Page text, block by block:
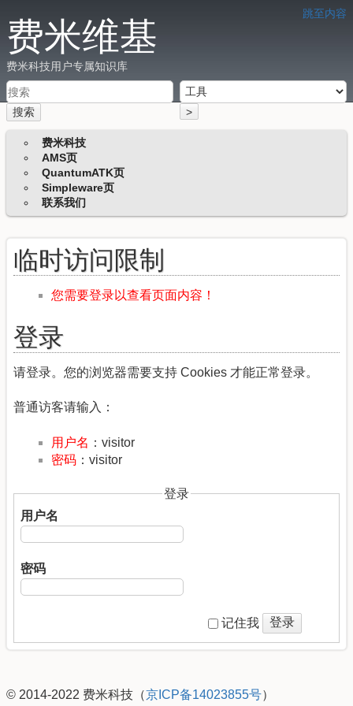
跳至内容
费米维基
费米科技用户专属知识库
搜索 >
费米科技
AMS页
QuantumATK页
Simpleware页
联系我们
临时访问限制
您需要登录以查看页面内容！
登录
请登录。您的浏览器需要支持 Cookies 才能正常登录。
普通访客请输入：
用户名 ：visitor
密码 ：visitor
登录
用户名
密码
记住我 登录
© 2014-2022 费米科技（京ICP备14023855号）